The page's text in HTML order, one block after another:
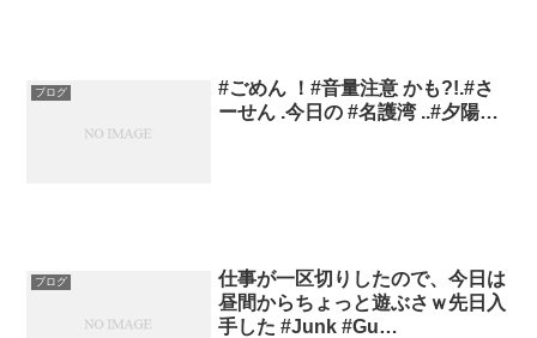
ブログ
#ごめん ！#音量注意 かも?!.#さ
ーせん .今日の #名護湾 ..#夕陽…
ブログ
仕事が一区切りしたので、今日は
昼間からちょっと遊ぶさｗ先日入
手した #Junk #Gu…